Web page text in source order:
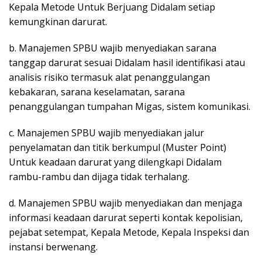
Kepala Metode Untuk Berjuang Didalam setiap
kemungkinan darurat.
b. Manajemen SPBU wajib menyediakan sarana
tanggap darurat sesuai Didalam hasil identifikasi atau
analisis risiko termasuk alat penanggulangan
kebakaran, sarana keselamatan, sarana
penanggulangan tumpahan Migas, sistem komunikasi.
c. Manajemen SPBU wajib menyediakan jalur
penyelamatan dan titik berkumpul (Muster Point)
Untuk keadaan darurat yang dilengkapi Didalam
rambu-rambu dan dijaga tidak terhalang.
d. Manajemen SPBU wajib menyediakan dan menjaga
informasi keadaan darurat seperti kontak kepolisian,
pejabat setempat, Kepala Metode, Kepala Inspeksi dan
instansi berwenang.